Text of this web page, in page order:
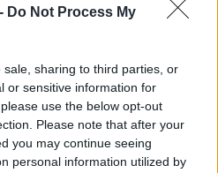
Do Not Process My
sharing to third parties, or
or sensitive information for
use the below opt-out
Please note that after your
you may continue seeing
personal information utilized by
Cruz) – Moncayola, Oier,
Rubén García – Budimir, Enric
Adrián López (lesión muscular),
Jony Rodríguez (lesión
Calleri.